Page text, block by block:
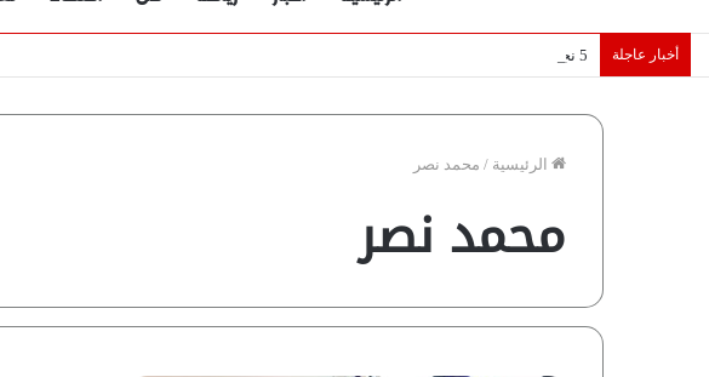
أخبار عاجلة 5 نجوم عرب يخطفون الأضواء بسوق الانتقالات الأوروبية 2026.. “رؤية” تكشف التفاصيل | إنفوجراف
الرئيسية / محمد نصر
محمد نصر